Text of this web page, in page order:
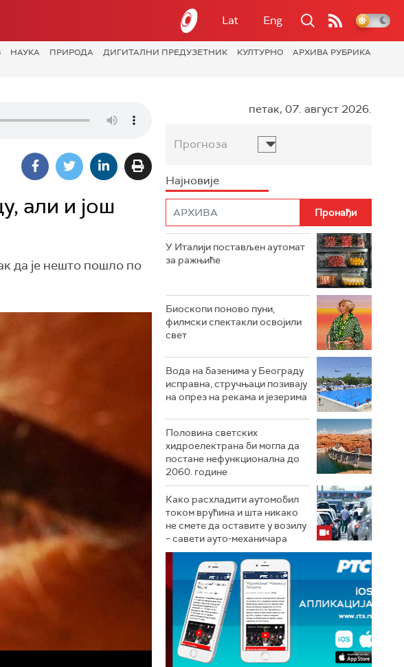
Lat Eng
НАУКА ПРИРОДА ДИГИТАЛНИ ПРЕДУЗЕТНИК КУЛТУРНО
АРХИВА РУБРИКА
али и још
да је нешто пошло по
петак, 07. август 2026.
Прогноза
Најновије
У Италији постављен аутомат
за ражњиће
Биоскопи поново пуни,
филмски спектакли освојили
свет
Вода на базенима у Београду
исправна, стручњаци позивају
на опрез на рекама и језерима
Половина светских
хидроелектрана би могла да
постане нефункционална до
2060. године
Како расхладити аутомобил
током врућина и шта никако
не смете да оставите у возилу
– савети ауто-механичара